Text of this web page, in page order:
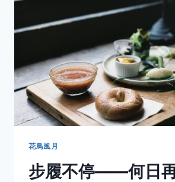
逢
旧
田
山
小
学
校
花鳥風月
步履不停——何日